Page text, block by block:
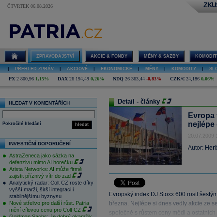
ČTVRTEK 06.08.2026
ZPRAVODAJSTVÍ AKCIE & FONDY MĚNY & SAZBY
PŘEHLED ZPRÁV AKCIOVÉ EKONOMICKÉ MĚNY KOMODITY
PX 2 800,96 1,15% DAX 26 194,49 0,26% NDQ 26 363,44 -0,83% CZK/€ 24,186 0,06%
HLEDAT V KOMENTÁŘÍCH
hledat
Pokročilé hledání
INVESTIČNÍ DOPORUČENÍ
AstraZeneca jako sázka na
defenzivu mimo AI horečku
Arista Networks: AI může firmě
zajistit příznivý vítr do zad
Analytický radar: Colt CZ roste díky
vyšší marži, širší integraci i
stabilnějšímu byznysu
Nové střelivo pro další růst. Patria
mění cílovou cenu pro Colt CZ
Detail - články
nejlépe
20.07.2009
Autor:
Evropský index DJ Stoxx 600 rostl
března. Nejlépe si dnes vedly akcie ze
společně s růstem ceny mědi a